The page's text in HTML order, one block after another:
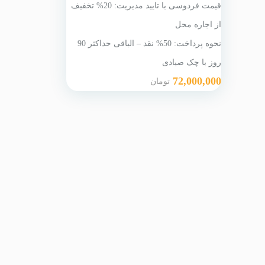
قیمت فردوسی با تایید مدیریت: 20% تخفیف
از اجاره محل
نحوه پرداخت: 50% نقد – الباقی حداکثر 90
روز با چک صیادی
72,000,000 تومان